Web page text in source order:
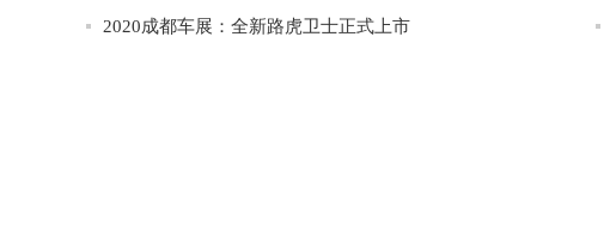
2020成都车展：全新路虎卫士正式上市